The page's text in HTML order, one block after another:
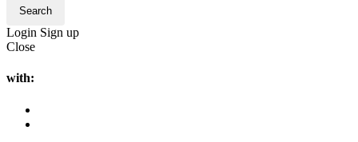
Search
Login Sign up
Close
with: